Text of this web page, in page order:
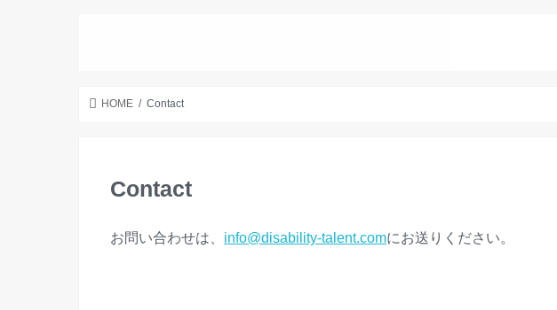
HOME Contact
Contact
お問い合わせは、 info@disability-talent.comにお送りください。